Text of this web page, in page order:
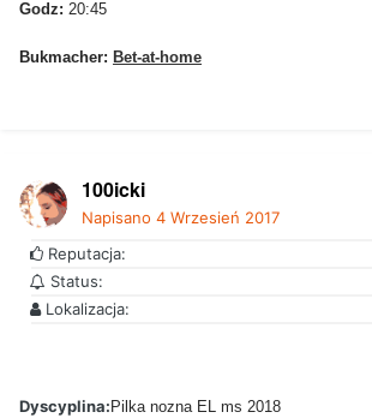
Godz: 20:45
Bukmacher: Bet-at-home
100icki
Napisano 4 Wrzesień 2017
Reputacja:
Status:
Lokalizacja:
Dyscyplina: Pilka nozna EL ms 2018